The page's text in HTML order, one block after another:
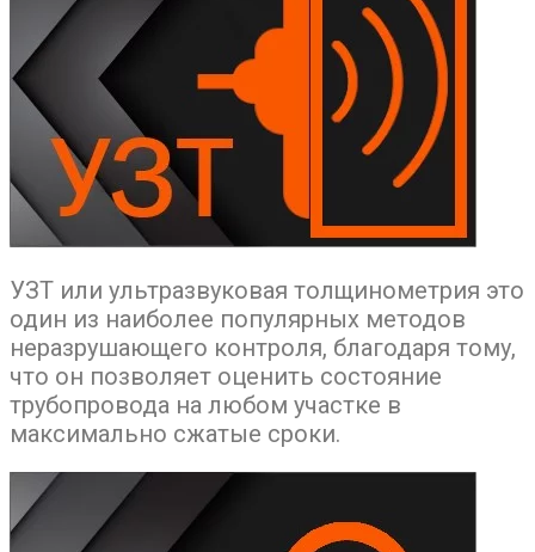
УЗТ или ультразвуковая толщинометрия это
один из наиболее популярных методов
неразрушающего контроля, благодаря тому,
что он позволяет оценить состояние
трубопровода на любом участке в
максимально сжатые сроки.